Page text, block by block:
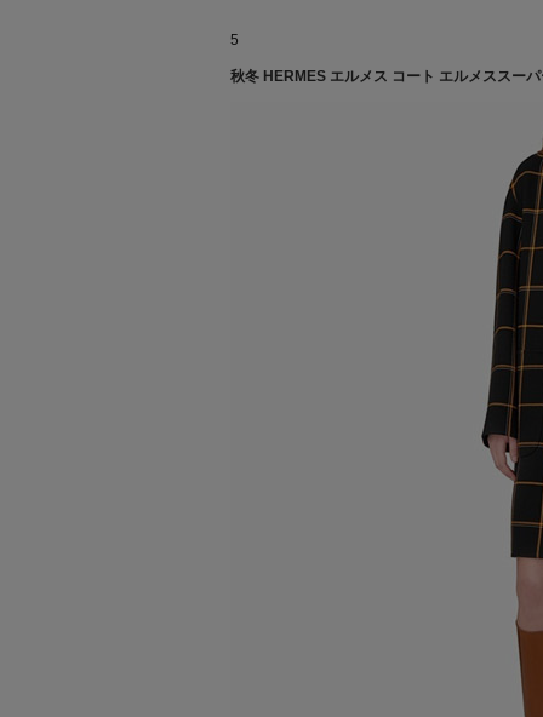
5
秋冬 HERMES エルメス コート エルメススー